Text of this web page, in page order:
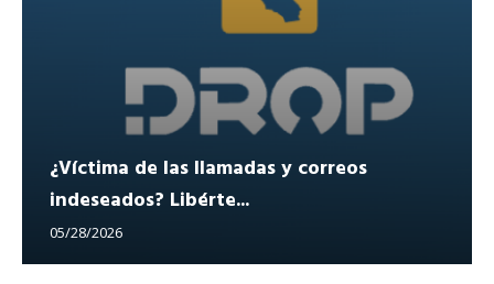
¿Víctima de las llamadas y correos
indeseados? Libérte...
05/28/2026